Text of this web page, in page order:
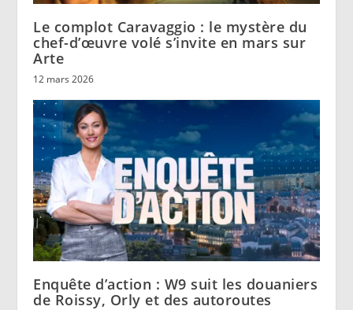
Le complot Caravaggio : le mystère du
chef-d’œuvre volé s’invite en mars sur
Arte
12 mars 2026
Enquête d’action : W9 suit les douaniers
de Roissy, Orly et des autoroutes